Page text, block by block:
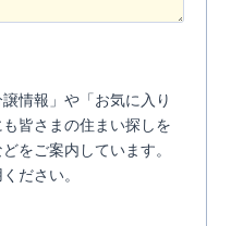
情報」や「お気に入り
皆さまの住まい探しを
をご案内しています。
ださい。